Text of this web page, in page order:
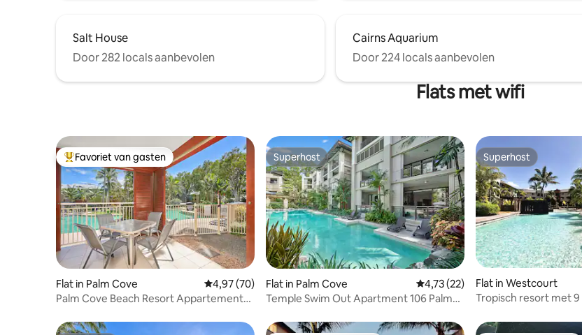
Salt House
Door 282 locals aanbevolen
Cairns Aquarium
Door 224 locals aanbevolen
Flats met wifi
Topfavoriet van gasten
Favoriet van gasten
Flat in Palm Cove Gemiddelde beoordeling van 4,97 op 5, 70 recensies
4,97 (70)
Palm Cove Beach Resort Appartement
Superhost
Superhost
Flat in Palm Cove Gemiddelde beoordeling van 4,73
4,73 (22)
Temple Swim Out Apartment 106 Palm
Superhost
Superhost
Flat in Westcourt
Tropisch resort met